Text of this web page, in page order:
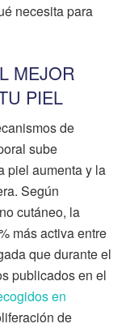
necesita para
MEJOR
PIEL
de
sube
piel aumenta y la
Según
cutáneo, la
más activa entre
que durante el
publicados en el
en
de